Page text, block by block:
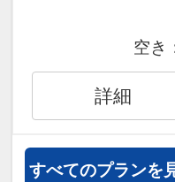
空き
詳細
すべてのプランを